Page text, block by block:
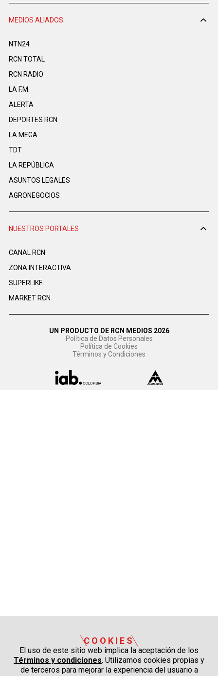
MEDIOS ALIADOS
NTN24
RCN TOTAL
RCN RADIO
LA F.M.
ALERTA
DEPORTES RCN
LA MEGA
TDT
LA REPÚBLICA
ASUNTOS LEGALES
AGRONEGOCIOS
NUESTROS PORTALES
CANAL RCN
ZONA INTERACTIVA
SUPERLIKE
MARKET RCN
UN PRODUCTO DE RCN MEDIOS 2026
Política de Datos Personales
Política de Cookies
Términos y Condiciones
COOKIES
El uso de este sitio web implica la aceptación de los
Términos y condiciones. Utilizamos cookies propias y
de terceros para mejorar la experiencia del usuario a